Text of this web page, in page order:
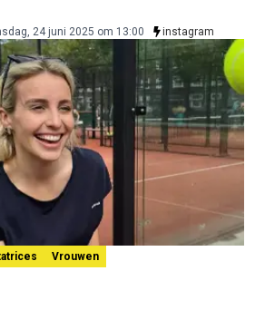
24 juni 2025 om 13:00 instagram
Vrouwen